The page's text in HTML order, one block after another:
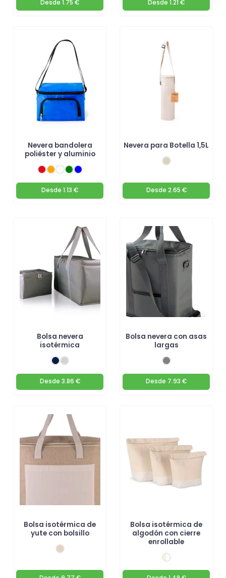
Desde 1.75 € Desde 1.21 €
Nevera bandolera
poliéster y aluminio
Desde 1.13 €
Nevera para Botella 1,5L
Desde 2.65 €
Bolsa nevera
isotérmica
Desde 3.86 €
Bolsa nevera con asas
largas
Desde 7.93 €
Bolsa isotérmica de
yute con bolsillo
Bolsa isotérmica de
algodón con cierre
enrollable